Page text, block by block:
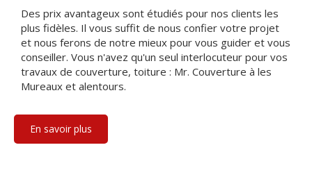
Des prix avantageux sont étudiés pour nos clients les
plus fidèles. Il vous suffit de nous confier votre projet
et nous ferons de notre mieux pour vous guider et vous
conseiller. Vous n'avez qu'un seul interlocuteur pour vos
travaux de couverture, toiture : Mr. Couverture à les
Mureaux et alentours.
En savoir plus